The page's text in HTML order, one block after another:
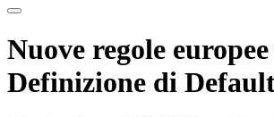
Nuove regole
Definizione di